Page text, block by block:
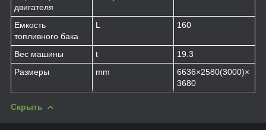
двигателя
Емкость
топливного бака
L 160
Вес машины t
19.3
Размеры
mm
6636×2580(3000)×
3680
Скрыть